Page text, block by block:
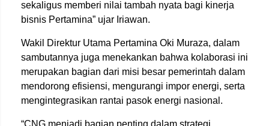
sekaligus memberi nilai tambah nyata bagi kinerja
bisnis Pertamina” ujar Iriawan.
Wakil Direktur Utama Pertamina Oki Muraza, dalam
sambutannya juga menekankan bahwa kolaborasi ini
merupakan bagian dari misi besar pemerintah dalam
mendorong efisiensi, mengurangi impor energi, serta
mengintegrasikan rantai pasok energi nasional.
“CNG menjadi bagian penting dalam strategi